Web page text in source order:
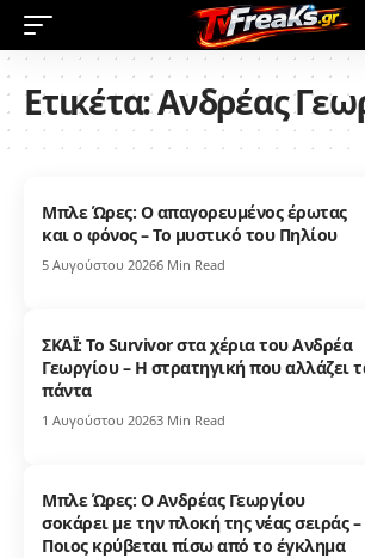
Ετικέτα:Ανδρέας
Μπλε Ώρες: Ο απαγορευμένος έρωτας
και ο φόνος – Το μυστικό του Πηλίου
5 Αυγούστου 20266 Min Read
ΣΚΑΪ: Το Survivor στα χέρια του Ανδρέα
Γεωργίου – Η στρατηγική που αλλάζει
πάντα
1 Αυγούστου 20263 Min Read
Μπλε Ώρες: O Ανδρέας Γεωργίου
σοκάρει με την πλοκή της νέας σειράς –
Ποιος κρύβεται πίσω από το έγκλημα